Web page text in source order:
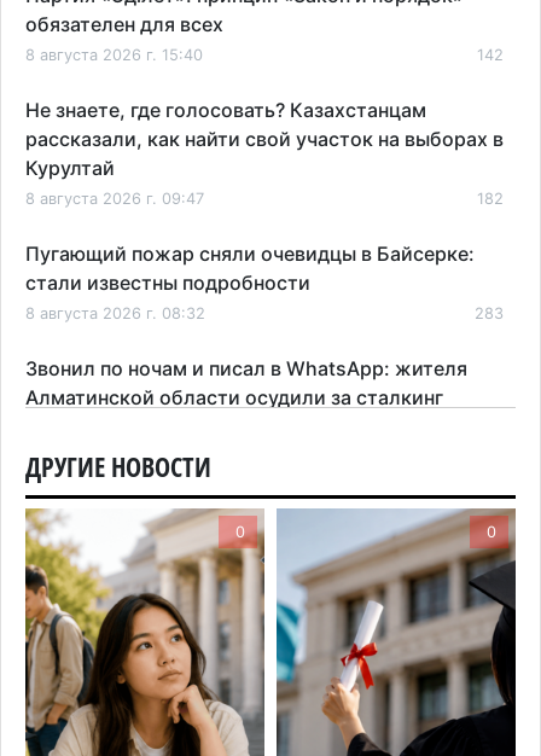
обязателен для всех
8 августа 2026 г. 15:40 142
Не знаете, где голосовать? Казахстанцам
рассказали, как найти свой участок на выборах в
Курултай
8 августа 2026 г. 09:47 182
Пугающий пожар сняли очевидцы в Байсерке:
стали известны подробности
8 августа 2026 г. 08:32 283
Звонил по ночам и писал в WhatsApp: жителя
Алматинской области осудили за сталкинг
На фоне строительного бума в Алматинской
области приостановили лицензии 149 компаний
7 августа 2026 г. 16:57 169
Казахстанские абитуриенты узнали, кто получил
образовательные гранты
7 августа 2026 г. 15:24 226
Онкопациентов в Алматинской области лечат в
морских контейнерах
ДРУГИЕ НОВОСТИ
0 0